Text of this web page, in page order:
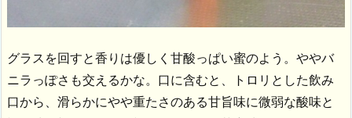
グラスを回すと香りは優しく甘酸っぱい蜜のよう。ややバ
ニラっぽさも交えるかな。口に含むと、トロリとした飲み
口から、滑らかにやや重たさのある甘旨味に微弱な酸味と